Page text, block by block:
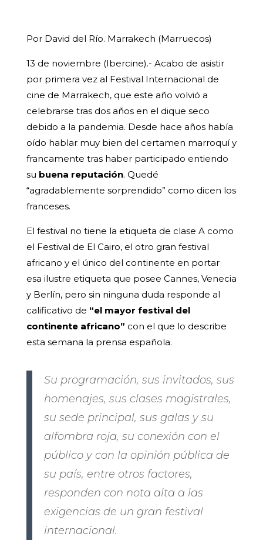
Por David del Río. Marrakech (Marruecos)
13 de noviembre (Ibercine).- Acabo de asistir
por primera vez al Festival Internacional de
cine de Marrakech, que este año volvió a
celebrarse tras dos años en el dique seco
debido a la pandemia. Desde hace años había
oído hablar muy bien del certamen marroquí y
francamente tras haber participado entiendo
su buena reputación. Quedé
“agradablemente sorprendido” como dicen los
franceses.
El festival no tiene la etiqueta de clase A como
el Festival de El Cairo, el otro gran festival
africano y el único del continente en portar
esa ilustre etiqueta que posee Cannes, Venecia
y Berlín, pero sin ninguna duda responde al
calificativo de “el mayor festival del
continente africano” con el que lo describe
esta semana la prensa española.
Su programación, sus invitados, sus
homenajes, sus clases magistrales,
su sede principal, sus galas y su
alfombra roja, su conexión con el
público y con la opinión pública de
su país, entre otros factores,
responden con nota alta a las
exigencias de un gran festival
internacional.